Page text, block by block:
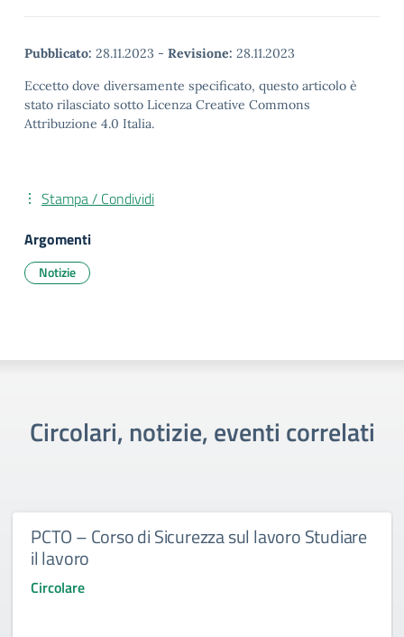
Pubblicato: 28.11.2023 - Revisione: 28.11.2023
Eccetto dove diversamente specificato, questo articolo è
stato rilasciato sotto Licenza Creative Commons
Attribuzione 4.0 Italia.
Stampa / Condividi
Argomenti
Notizie
Circolari, notizie, eventi correlati
PCTO – Corso di Sicurezza sul lavoro Studiare
il lavoro
Circolare